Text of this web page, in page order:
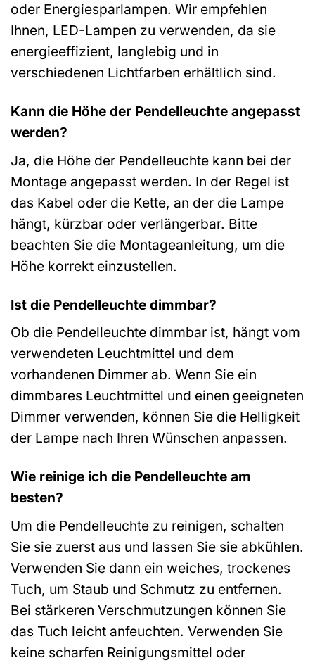
oder Energiesparlampen. Wir empfehlen
Ihnen, LED-Lampen zu verwenden, da sie
energieeffizient, langlebig und in
verschiedenen Lichtfarben erhältlich sind.
Kann die Höhe der Pendelleuchte angepasst
werden?
Ja, die Höhe der Pendelleuchte kann bei der
Montage angepasst werden. In der Regel ist
das Kabel oder die Kette, an der die Lampe
hängt, kürzbar oder verlängerbar. Bitte
beachten Sie die Montageanleitung, um die
Höhe korrekt einzustellen.
Ist die Pendelleuchte dimmbar?
Ob die Pendelleuchte dimmbar ist, hängt vom
verwendeten Leuchtmittel und dem
vorhandenen Dimmer ab. Wenn Sie ein
dimmbares Leuchtmittel und einen geeigneten
Dimmer verwenden, können Sie die Helligkeit
der Lampe nach Ihren Wünschen anpassen.
Wie reinige ich die Pendelleuchte am
besten?
Um die Pendelleuchte zu reinigen, schalten
Sie sie zuerst aus und lassen Sie sie abkühlen.
Verwenden Sie dann ein weiches, trockenes
Tuch, um Staub und Schmutz zu entfernen.
Bei stärkeren Verschmutzungen können Sie
das Tuch leicht anfeuchten. Verwenden Sie
keine scharfen Reinigungsmittel oder